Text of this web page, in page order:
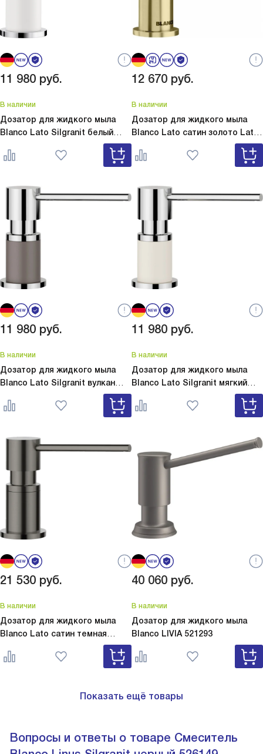
11 980 руб.
В наличии
Дозатор для жидкого мыла
Blanco Lato Silgranit белый
Lato Silgranit белый 525814
12 670 руб.
В наличии
Дозатор для жидкого мыла
Blanco Lato сатин золото Lato
11 980 руб.
В наличии
Дозатор для жидкого мыла
Blanco Lato Silgranit вулкан
Lato Silgranit вулкан
серый 526954
11 980 руб.
В наличии
Дозатор для жидкого мыла
Blanco Lato Silgranit мягкий
Lato Silgranit мягкий
белый 526955
21 530 руб.
В наличии
Дозатор для жидкого мыла
Blanco Lato сатин темная
Lato сатин темная сталь
527743
40 060 руб.
В наличии
Дозатор для жидкого мыла
Blanco LIVIA 521293
Показать ещё товары
Вопросы и ответы о товаре Смеситель